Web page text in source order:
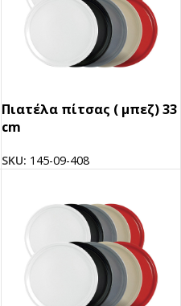
Πιατέλα πίτσας ( μπεζ) 33
cm
SKU: 145-09-408